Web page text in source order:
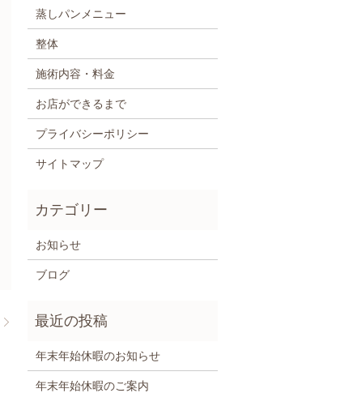
蒸しパンメニュー
整体
施術内容・料金
お店ができるまで
プライバシーポリシー
サイトマップ
お知らせ
ブログ
年末年始休暇のお知らせ
年末年始休暇のご案内